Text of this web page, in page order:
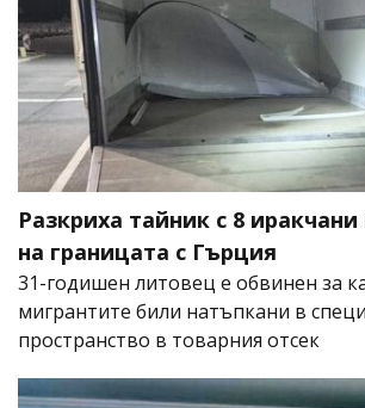
Разкриха тайник с 8
на границата с Гърция
31-годишен литовец е обвинен за
мигрантите били натъпкани в
пространство в товарния отсек